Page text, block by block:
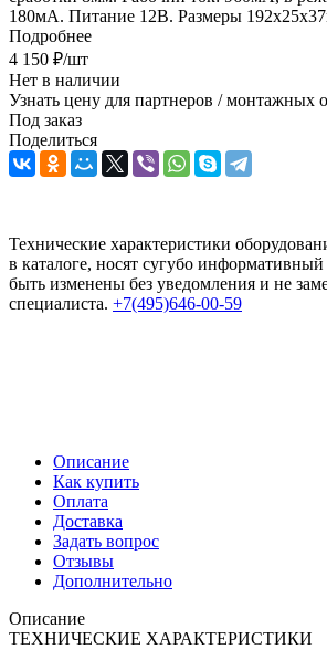
180мА. Питание 12В. Размеры
Подробнее
4 150 ₽/шт
Нет в наличии
Узнать цену для партнеров / монтажных
Под заказ
Поделиться
Технические характеристики
в каталоге, носят сугубо информативный
быть изменены без уведомления и не
специалиста. +7(495)646-00-59
Описание
Как купить
Оплата
Доставка
Задать вопрос
Отзывы
Дополнительно
Описание
ТЕХНИЧЕСКИЕ ХАРАКТЕРИСТИКИ